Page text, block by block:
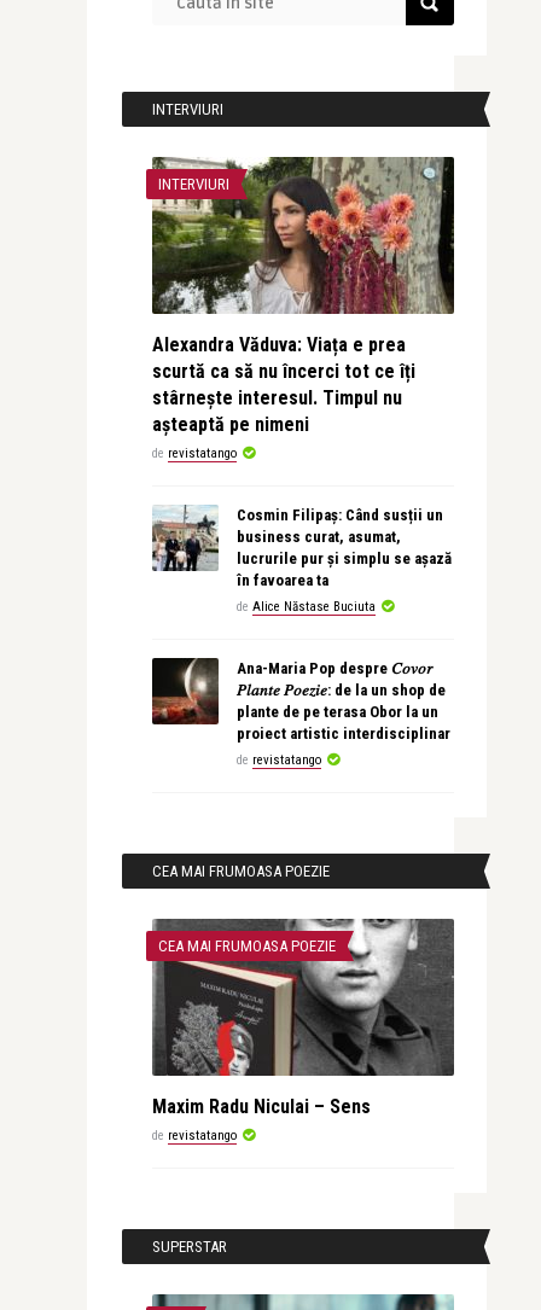
INTERVIURI
INTERVIURI
Alexandra Văduva: Viața e prea
scurtă ca să nu încerci tot ce îți
stârnește interesul. Timpul nu
așteaptă pe nimeni
de revistatango
Cosmin Filipaș: Când susții un
business curat, asumat,
lucrurile pur și simplu se așază
în favoarea ta
de Alice Năstase Buciuta
Ana-Maria Pop despre 𝐶𝑜𝑣𝑜𝑟
𝑃𝑙𝑎𝑛𝑡𝑒 𝑃𝑜𝑒𝑧𝑖𝑒: de la un shop de
plante de pe terasa Obor la un
proiect artistic interdisciplinar
de revistatango
CEA MAI FRUMOASA POEZIE
CEA MAI FRUMOASA POEZIE
Maxim Radu Niculai – Sens
de revistatango
SUPERSTAR